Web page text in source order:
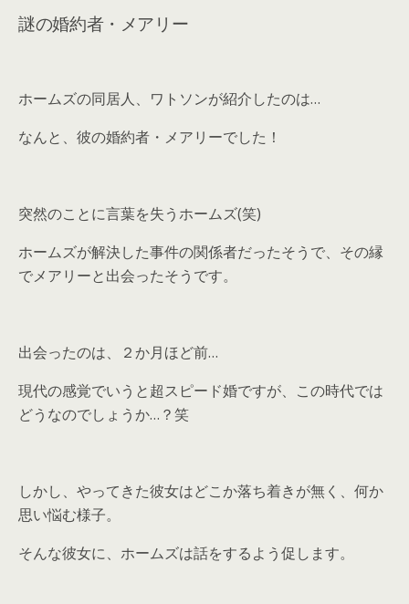
謎の婚約者・メアリー
ホームズの同居人、ワトソンが紹介したのは…
なんと、彼の婚約者・メアリーでした！
突然のことに言葉を失うホームズ(笑)
ホームズが解決した事件の関係者だったそうで、その縁
でメアリーと出会ったそうです。
出会ったのは、２か月ほど前…
現代の感覚でいうと超スピード婚ですが、この時代では
どうなのでしょうか…？笑
しかし、やってきた彼女はどこか落ち着きが無く、何か
思い悩む様子。
そんな彼女に、ホームズは話をするよう促します。